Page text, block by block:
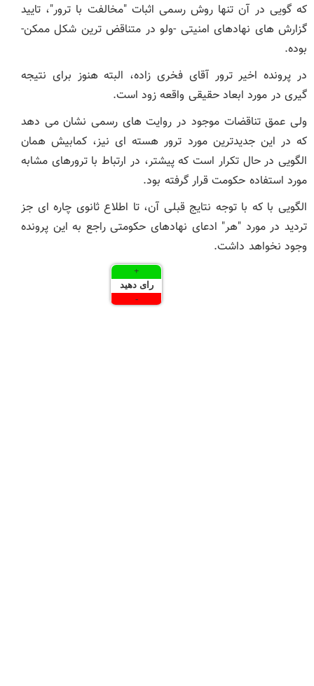
که گویی در آن تنها روش رسمی اثبات "مخالفت با ترور"، تایید
گزارش های نهادهای امنیتی -ولو در متناقض ترین شکل ممکن-
بوده.
در پرونده اخیر ترور آقای فخری زاده، البته هنوز برای نتیجه
گیری در مورد ابعاد حقیقی واقعه زود است.
ولی عمق تناقضات موجود در روایت های رسمی نشان می دهد
که در این جدیدترین مورد ترور هسته ای نیز، کمابیش همان
الگویی در حال تکرار است که پیشتر، در ارتباط با ترورهای مشابه
مورد استفاده حکومت قرار گرفته بود.
الگویی با که با توجه نتایج قبلی آن، تا اطلاع ثانوی چاره ای جز
تردید در مورد "هر" ادعای نهادهای حکومتی راجع به این پرونده
وجود نخواهد داشت.
+
رای دهید
-